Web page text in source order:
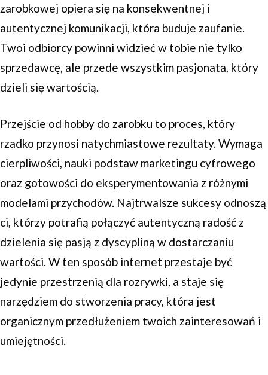
zarobkowej opiera się na konsekwentnej i
autentycznej komunikacji, która buduje zaufanie.
Twoi odbiorcy powinni widzieć w tobie nie tylko
sprzedawcę, ale przede wszystkim pasjonata, który
dzieli się wartością.
Przejście od hobby do zarobku to proces, który
rzadko przynosi natychmiastowe rezultaty. Wymaga
cierpliwości, nauki podstaw marketingu cyfrowego
oraz gotowości do eksperymentowania z różnymi
modelami przychodów. Najtrwalsze sukcesy odnoszą
ci, którzy potrafią połączyć autentyczną radość z
dzielenia się pasją z dyscypliną w dostarczaniu
wartości. W ten sposób internet przestaje być
jedynie przestrzenią dla rozrywki, a staje się
narzędziem do stworzenia pracy, która jest
organicznym przedłużeniem twoich zainteresowań i
umiejętności.